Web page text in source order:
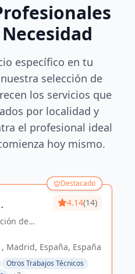
específico en tu
selección de
los servicios que
por localidad y
el profesional ideal
hoy mismo.
Destacado
de
Nueva.
4.14(14)
Madrid, España, España
Otros Trabajos Técnicos